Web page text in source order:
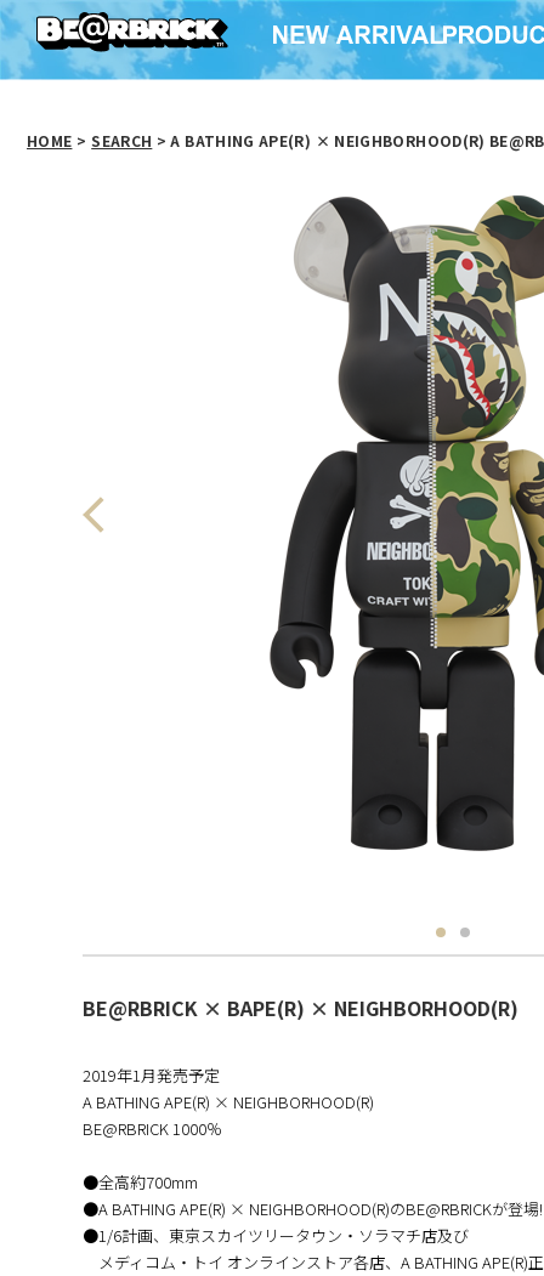
HOME > SEARCH > A BATHING APE(R) × NEIGHBORHOOD(R)
BE@RBRICK × BAPE(R) × NEIGHBORHOOD(R)
2019年1月発売予定
A BATHING APE(R) × NEIGHBORHOOD(R)
BE@RBRICK 1000％
●全高約700mm
●A BATHING APE(R) × NEIGHBORHOOD(R)のBE@RBRICKが登場
●1/6計画、東京スカイツリータウン・ソラマチ店及び
メディコム・トイ オンラインストア各店、A BATHING APE(R)